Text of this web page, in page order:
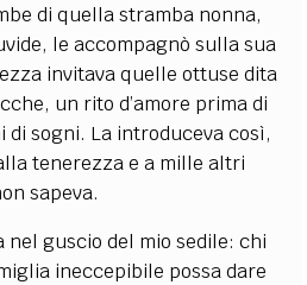
di quella stramba nonna,
le accompagnò sulla sua
invitava quelle ottuse dita
un rito d’amore prima di
sogni. La introduceva così,
tenerezza e a mille altri
sapeva.
guscio del mio sedile: chi
ineccepibile possa dare